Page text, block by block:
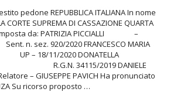
pedone REPUBBLICA ITALIANA In nome
SUPREMA DI CASSAZIONE QUARTA
da: PATRIZIA PICCIALLI –
sez. 920/2020 FRANCESCO MARIA
11/2020 DONATELLA
34115/2019 DANIELE
GIUSEPPE PAVICH Ha pronunciato
Su ricorso proposto …